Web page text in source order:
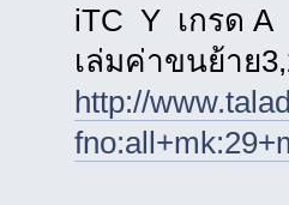
iTC Y เกรด
เล่มค่าขนย้าย
http://